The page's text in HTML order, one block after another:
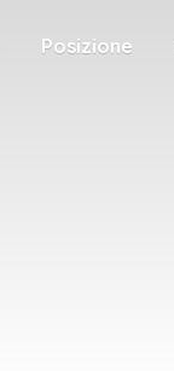
Posizione